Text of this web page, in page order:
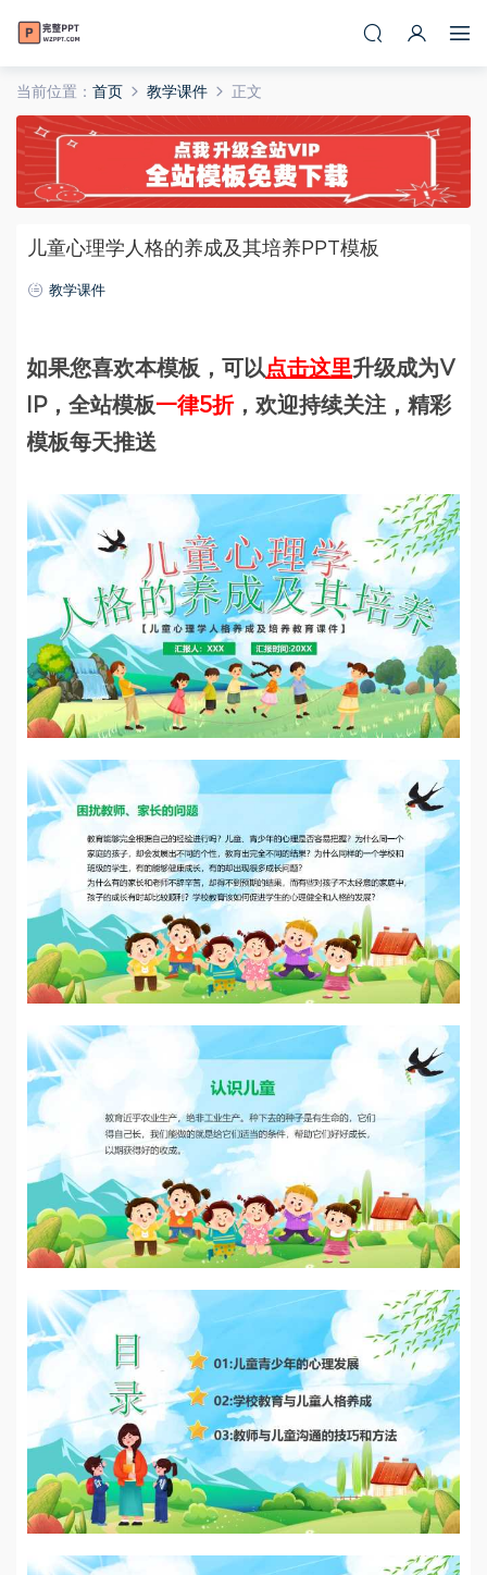
当前位置： 首页 教学课件 正文
儿童心理学人格的养成及其培养PPT模板
教学课件
如果您喜欢本模板，可以点击这里升级成为V
IP，全站模板一律5折，欢迎持续关注，精彩
模板每天推送